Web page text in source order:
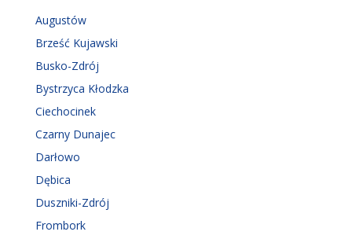
Augustów
Brześć Kujawski
Busko-Zdrój
Bystrzyca Kłodzka
Ciechocinek
Czarny Dunajec
Darłowo
Dębica
Duszniki-Zdrój
Frombork